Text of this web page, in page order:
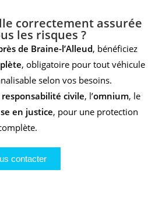
correctement assurée
les risques ?
de Braine-l’Alleud, bénéficiez
, obligatoire pour tout véhicule
selon vos besoins.
responsabilité civile, l’omnium, le
en justice, pour une protection
contacter